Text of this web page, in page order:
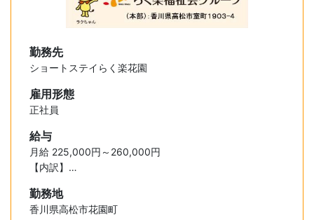
勤務先
ショートステイらく楽花園
雇用形態
正社員
給与
月給 225,000円～260,000円
【内訳】
・資格手当 10,000円～ 10,000円
・業務手当 25,000円～ 30,000円
勤務地
香川県高松市花園町